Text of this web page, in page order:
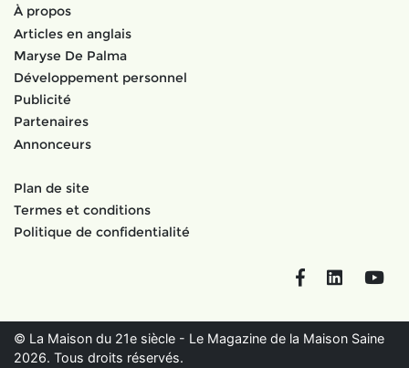
À propos
Articles en anglais
Maryse De Palma
Développement personnel
Publicité
Partenaires
Annonceurs
Plan de site
Termes et conditions
Politique de confidentialité
FacebookLinkedIn
© La Maison du 21e siècle - Le Magazine de la Maison Saine
2026. Tous droits réservés.